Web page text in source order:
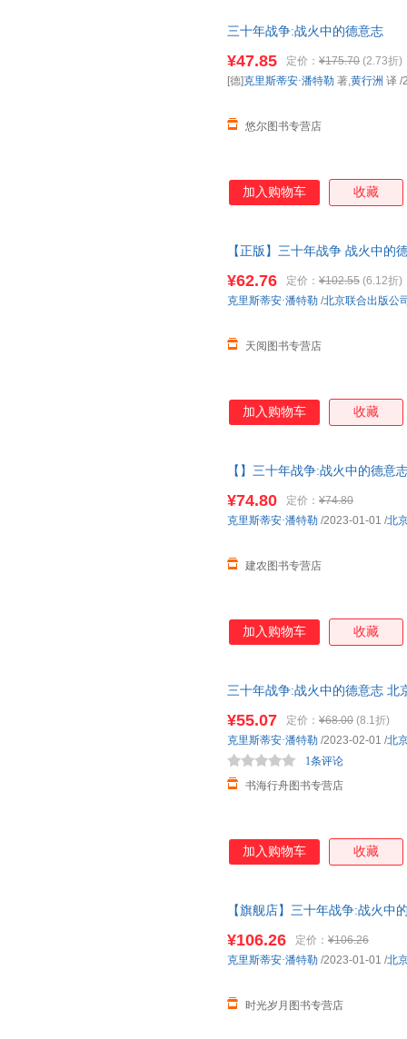
三十年战争:战火中的德意志
¥47.85 定价： ¥175.70 (2.73折)
悠尔图书专营店
[德]克里斯蒂安·潘特勒 著,黄行洲 译 /
加入购物车 收藏
【正版】三十年战争 战火中的
¥62.76 定价： ¥102.55 (6.12折)
天阅图书专营店
克里斯蒂安·潘特勒 /北京联合出版公
加入购物车 收藏
【】三十年战争:战火中的德意
¥74.80 定价： ¥74.80
建农图书专营店
克里斯蒂安·潘特勒 /2023-01-01 /北
加入购物车 收藏
三十年战争:战火中的德意志 北
¥55.07 定价： ¥68.00 (8.1折)
书海行舟图书专营店
1条评论
克里斯蒂安·潘特勒 /2023-02-01 /北
加入购物车 收藏
【旗舰店】三十年战争:战火中
¥106.26 定价： ¥106.26
时光岁月图书专营店
克里斯蒂安·潘特勒 /2023-01-01 /北